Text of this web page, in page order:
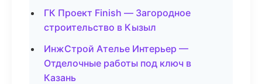
ГК Проект Finish — Загородное
строительство в Кызыл
ИнжСтрой Ателье Интерьер —
Отделочные работы под ключ в
Казань